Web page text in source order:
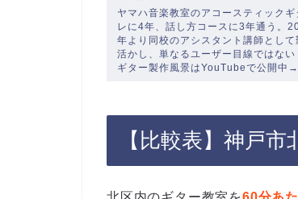
ヤマハ音楽教室のアコースティック
レに4年、話し方コースに3年通う。
年より同校のアシスタント講師とし
活かし、単なるユーザー目線ではな
ギター製作風景はYouTubeで公開中→
【比較表】神戸